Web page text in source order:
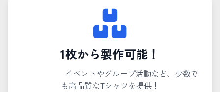
1枚から製作可能！
イベントやグループ活動など、少数で
も高品質なTシャツを提供！